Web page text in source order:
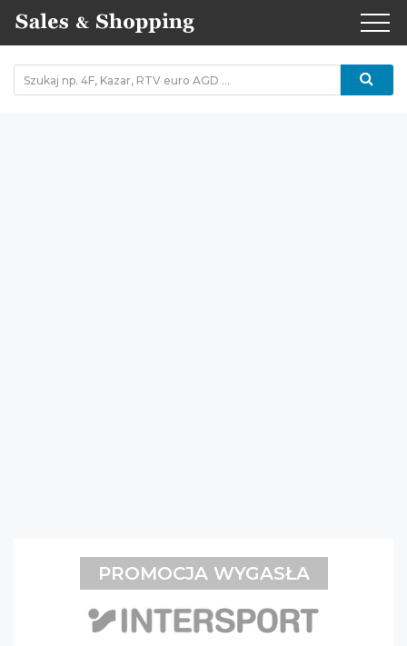
PROMOCJA WYGASŁA